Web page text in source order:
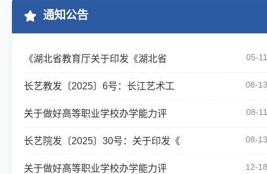
通知公告
《湖北省教育厅关于印发《湖北省 05-11
长艺教发〔2025〕6号：长江艺术工 08-13
关于做好高等职业学校办学能力评 08-11
长艺院发〔2025〕30号：关于印发《 08-13
关于做好高等职业学校办学能力评 12-18